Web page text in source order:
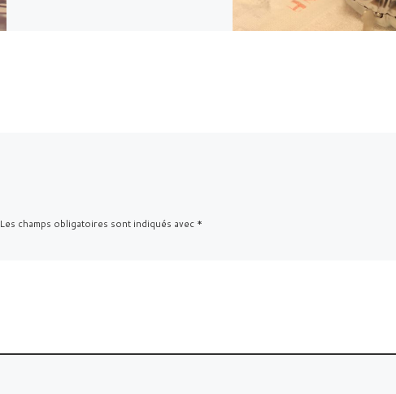
Les champs obligatoires sont indiqués avec *